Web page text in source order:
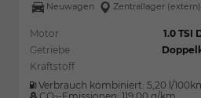
Neuwagen
Zentrallager (extern)
Motor
1.0 TSI
Getriebe
Kraftstoff
Verbrauch kombiniert: 5,20 l/